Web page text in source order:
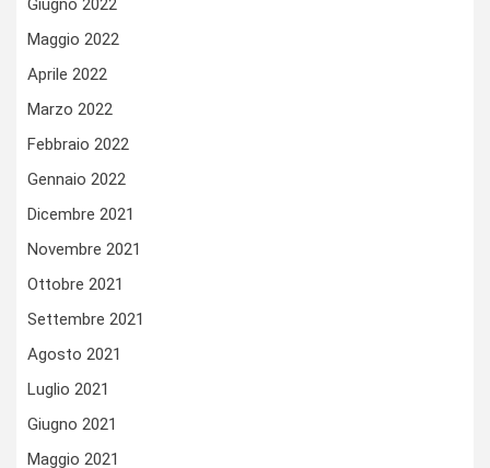
Giugno 2022
Maggio 2022
Aprile 2022
Marzo 2022
Febbraio 2022
Gennaio 2022
Dicembre 2021
Novembre 2021
Ottobre 2021
Settembre 2021
Agosto 2021
Luglio 2021
Giugno 2021
Maggio 2021